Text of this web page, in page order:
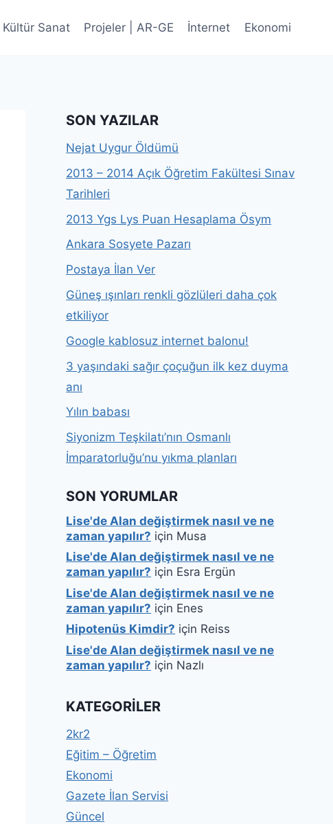
Kültür Sanat Projeler | AR-GE İnternet Ekonomi
SON YAZILAR
Nejat Uygur Öldümü
2013 – 2014 Açık Öğretim Fakültesi Sınav
Tarihleri
2013 Ygs Lys Puan Hesaplama Ösym
Ankara Sosyete Pazarı
Postaya İlan Ver
Güneş ışınları renkli gözlüleri daha çok
etkiliyor
Google kablosuz internet balonu!
3 yaşındaki sağır çoçuğun ilk kez duyma
anı
Yılın babası
Siyonizm Teşkilatı’nın Osmanlı
İmparatorluğu’nu yıkma planları
SON YORUMLAR
Lise'de Alan değiştirmek nasıl ve ne
zaman yapılır? için Musa
Lise'de Alan değiştirmek nasıl ve ne
zaman yapılır? için Esra Ergün
Lise'de Alan değiştirmek nasıl ve ne
zaman yapılır? için Enes
Hipotenüs Kimdir? için Reiss
Lise'de Alan değiştirmek nasıl ve ne
zaman yapılır? için Nazlı
KATEGORILER
2kr2
Eğitim – Öğretim
Ekonomi
Gazete İlan Servisi
Güncel